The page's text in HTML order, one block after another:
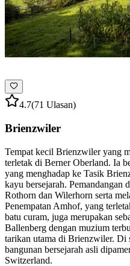
4.7(71 Ulasan)
Brienzwiler
Tempat kecil Brienzwiler yang
terletak di Berner Oberland. Ia
yang menghadap ke Tasik
kayu bersejarah. Pemandangan
Rothorn dan Wilerhorn serta
Penempatan Amhof, yang
batu curam, juga merupakan
Ballenberg dengan muzium
tarikan utama di Brienzwiler. Di
bangunan bersejarah asli
Switzerland.